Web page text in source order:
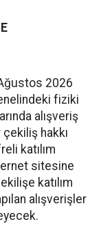
2026
fiziki
alışveriş
hakkı
katılım
sitesine
katılım
alışverişler